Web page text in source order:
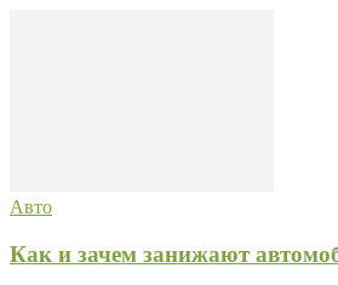
Авто
Как и зачем занижают